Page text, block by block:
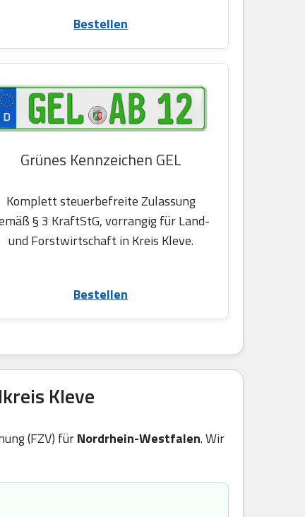
Bestellen
Grünes Kennzeichen GEL
Komplett steuerbefreite Zulassung
§ 3 KraftStG, vorrangig für Land-
und Forstwirtschaft in Kreis Kleve.
Bestellen
Kleve
(FZV) fürNordrhein-Westfalen. Wir